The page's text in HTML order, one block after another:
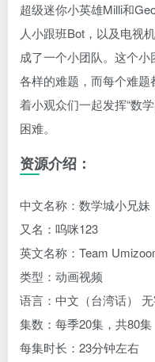
超级迷你小英雄Milli和
人小跟班Bot，以及电视
成了一个小团队。这个
各样的难题，而每个难
着小观众们一起发挥“数
困难。
资源介绍：
中文名称：数学城小兄妹
又名：呜咪123
英文名称：Team
类型：动画视频
语言：中文（台湾话）
集数：每季20集，共80集
每集时长：23分钟左右